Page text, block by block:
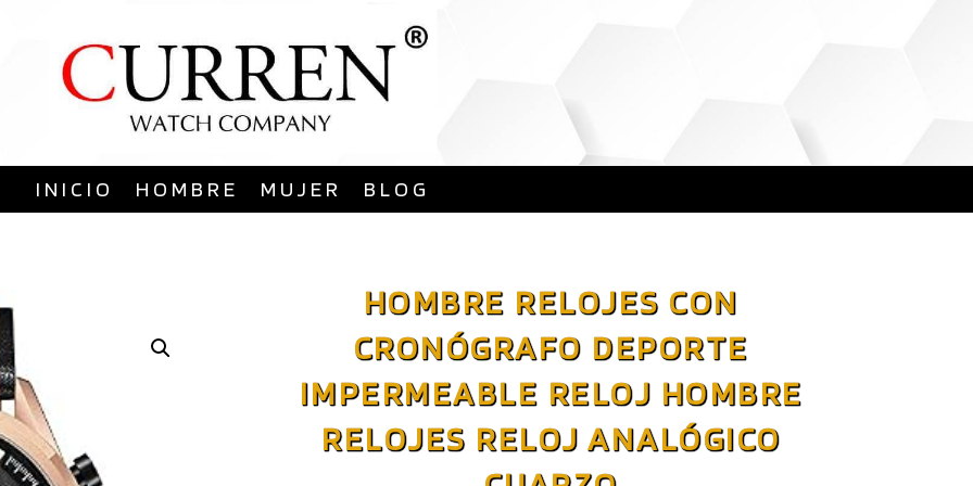
al
contenido
INICIO HOMBRE MUJER BLOG
HOMBRE RELOJES CON
CRONÓGRAFO DEPORTE
IMPERMEABLE RELOJ HOMBRE
RELOJES RELOJ ANALÓGICO